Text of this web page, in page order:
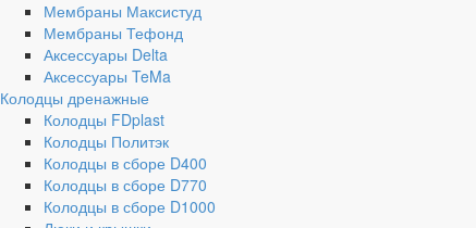
Мембраны Максистуд
Мембраны Тефонд
Аксессуары Delta
Аксессуары TeMa
Колодцы дренажные
Колодцы FDplast
Колодцы Политэк
Колодцы в сборе D400
Колодцы в сборе D770
Колодцы в сборе D1000